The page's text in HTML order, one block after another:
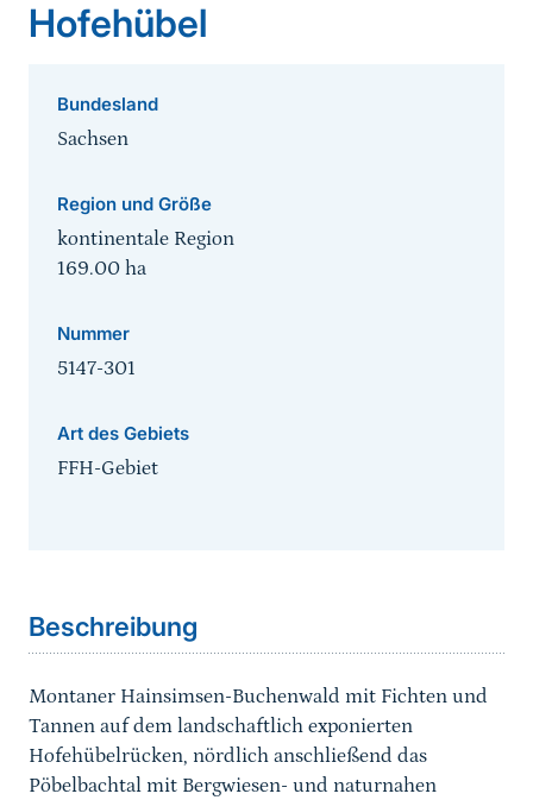
Hofehübel
Bundesland
Sachsen
Region und Größe
kontinentale Region
169.00 ha
Nummer
5147-301
Art des Gebiets
FFH-Gebiet
Beschreibung
Montaner Hainsimsen-Buchenwald mit Fichten und
Tannen auf dem landschaftlich exponierten
Hofehübelrücken, nördlich anschließend das
Pöbelbachtal mit Bergwiesen- und naturnahen